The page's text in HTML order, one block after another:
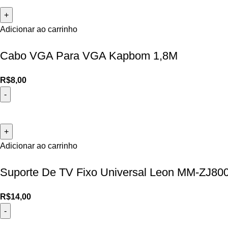
Adicionar ao carrinho
Cabo VGA Para VGA Kapbom 1,8M
R$8,00
Adicionar ao carrinho
Suporte De TV Fixo Universal Leon MM-
R$14,00